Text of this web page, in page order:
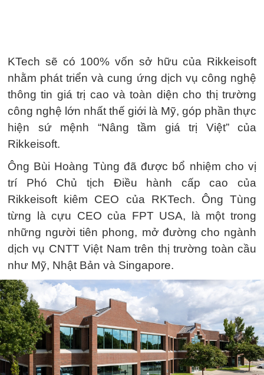
KTech sẽ có 100% vốn sở hữu của Rikkeisoft
nhằm phát triển và cung ứng dịch vụ công nghệ
thông tin giá trị cao và toàn diện cho thị trường
công nghệ lớn nhất thế giới là Mỹ, góp phần thực
hiện sứ mệnh “Nâng tầm giá trị Việt” của
Rikkeisoft.
Ông Bùi Hoàng Tùng đã được bổ nhiệm cho vị
trí Phó Chủ tịch Điều hành cấp cao của
Rikkeisoft kiêm CEO của RKTech. Ông Tùng
từng là cựu CEO của FPT USA, là một trong
những người tiên phong, mở đường cho ngành
dịch vụ CNTT Việt Nam trên thị trường toàn cầu
như Mỹ, Nhật Bản và Singapore.